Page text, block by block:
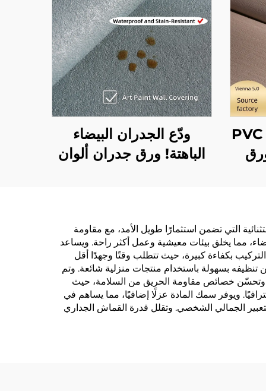
قاعدة قماش متقاطع PVC
ودّع الجدران البيضاء
الباهتة! ورق جدران ألوان
التي تضمن استثمارًا طويل الأمد، مع مقاومة
مما يخلق بيئات معيشية وعمل أكثر راحة. ويساعد
بكفاءة كبيرة، حيث تتطلب وقتًا وجهدًا أقل
تنظيفه بسهولة باستخدام منتجات منزلية شائعة. وتم
وتحسّن خصائص مقاومة الحريق من السلامة، حيث
ويوفر سمك المادة عزلًا إضافيًا، مما يساهم في
الجمالي الشخصي. وتقلل قدرة القماش الجداري